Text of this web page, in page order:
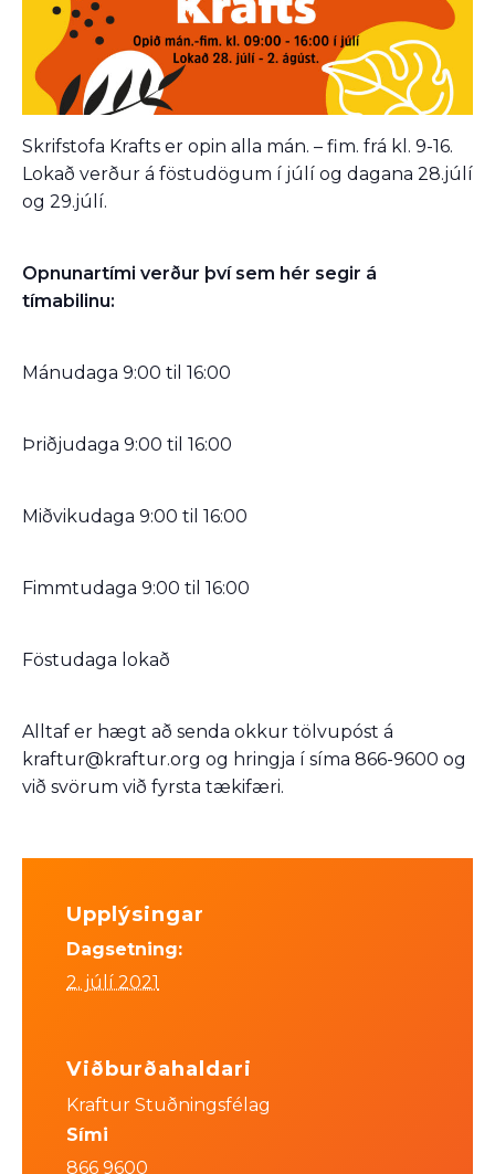
Skrifstofa Krafts er opin alla mán. – fim. frá kl. 9-16.
Lokað verður á föstudögum í júlí og dagana 28.júlí
og 29.júlí.
Opnunartími verður því sem hér segir á
tímabilinu:
Mánudaga 9:00 til 16:00
Þriðjudaga 9:00 til 16:00
Miðvikudaga 9:00 til 16:00
Fimmtudaga 9:00 til 16:00
Föstudaga lokað
Alltaf er hægt að senda okkur tölvupóst á
kraftur@kraftur.org og hringja í síma 866-9600 og
við svörum við fyrsta tækifæri.
Upplýsingar
Dagsetning:
2. júlí 2021
Viðburðahaldari
Kraftur Stuðningsfélag
Sími
866 9600